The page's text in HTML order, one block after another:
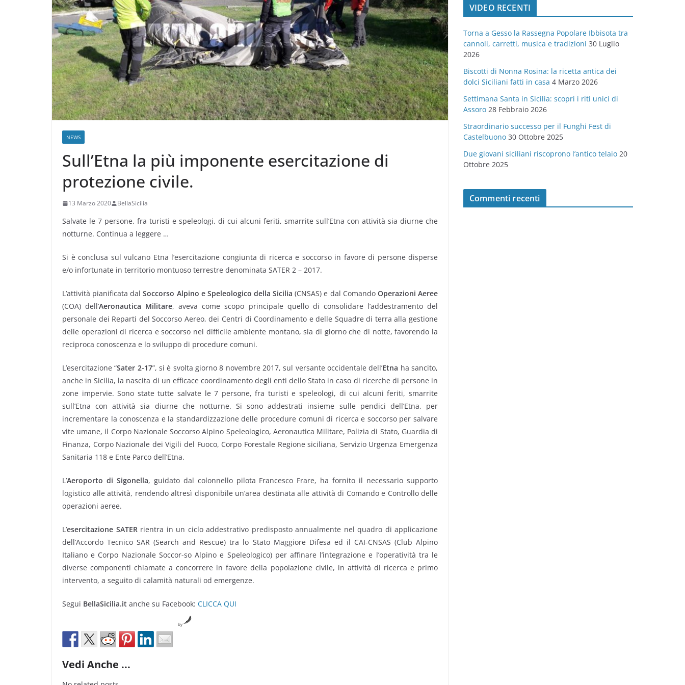
NEWS
Sull’Etna la più imponente esercitazione di
protezione civile.
13 Marzo 2020 BellaSicilia
Salvate le 7 persone, fra turisti e speleologi, di cui alcuni feriti, smarrite sull’Etna con attività sia diurne che
notturne. Continua a leggere …
Si è conclusa sul vulcano Etna l’esercitazione congiunta di ricerca e soccorso in favore di persone disperse
e/o infortunate in territorio montuoso terrestre denominata SATER 2 – 2017.
L’attività pianificata dalSoccorso Alpino e Speleologico della Sicilia (CNSAS) e dal Comando Operazioni Aeree
(COA) dell’Aeronautica Militare, aveva come scopo principale quello di consolidare l’addestramento del
personale dei Reparti del Soccorso Aereo, dei Centri di Coordinamento e delle Squadre di terra alla gestione
delle operazioni di ricerca e soccorso nel difficile ambiente montano, sia di giorno che di notte, favorendo la
reciproca conoscenza e lo sviluppo di procedure comuni.
L’esercitazione “Sater 2-17”, si è svolta giorno 8 novembre 2017, sul versante occidentale dell’Etna ha sancito,
anche in Sicilia, la nascita di un efficace coordinamento degli enti dello Stato in caso di ricerche di persone in
zone impervie. Sono state tutte salvate le 7 persone, fra turisti e speleologi, di cui alcuni feriti, smarrite
sull’Etna con attività sia diurne che notturne. Si sono addestrati insieme sulle pendici dell’Etna, per
incrementare la conoscenza e la standardizzazione delle procedure comuni di ricerca e soccorso per salvare
vite umane, il Corpo Nazionale Soccorso Alpino Speleologico, Aeronautica Militare, Polizia di Stato, Guardia di
Finanza, Corpo Nazionale dei Vigili del Fuoco, Corpo Forestale Regione siciliana, Servizio Urgenza Emergenza
Sanitaria 118 e Ente Parco dell’Etna.
L’Aeroporto di Sigonella, guidato dal colonnello pilota Francesco Frare, ha fornito il necessario supporto
logistico alle attività, rendendo altresì disponibile un’area destinata alle attività di Comando e Controllo delle
operazioni aeree.
L’esercitazione SATERrientra in un ciclo addestrativo predisposto annualmente nel quadro di applicazione
dell’Accordo Tecnico SAR (Search and Rescue) tra lo Stato Maggiore Difesa ed il CAI-CNSAS (Club Alpino
Italiano e Corpo Nazionale Soccor-so Alpino e Speleologico) per affinare l’integrazione e l’operatività tra le
diverse componenti chiamate a concorrere in favore della popolazione civile, in attività di ricerca e primo
intervento, a seguito di calamità naturali od emergenze.
Segui BellaSicilia.it anche su Facebook: CLICCA QUI
by
Vedi Anche ...
o
r
e
VIDEO RECENTI
Torna a Gesso la Rassegna Popolare Ibbisota tra
cannoli, carretti, musica e tradizioni 30 Luglio
2026
Biscotti di Nonna Rosina: la ricetta antica dei
dolci Siciliani fatti in casa 4 Marzo 2026
Settimana Santa in Sicilia: scopri i riti unici di
Assoro 28 Febbraio 2026
Straordinario successo per il Funghi Fest di
Castelbuono 30 Ottobre 2025
Due giovani siciliani riscoprono l’antico telaio 20
Ottobre 2025
Commenti recenti